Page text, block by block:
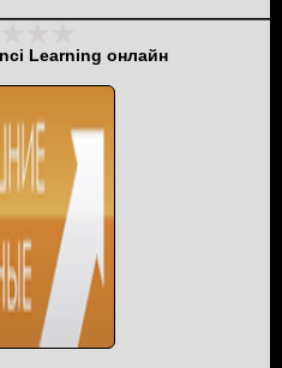
Learning онлайн